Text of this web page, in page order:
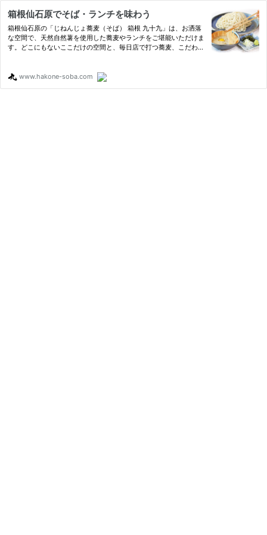
箱根仙石原でそば・ランチを味わう
箱根仙石原の「じねんじょ蕎麦（そば） 箱根 九十九」は、お洒落
な空間で、天然自然薯を使用した蕎麦やランチをご堪能いただけま
す。どこにもないここだけの空間と、毎日店で打つ蕎麦、こだわり
www.hakone-soba.com